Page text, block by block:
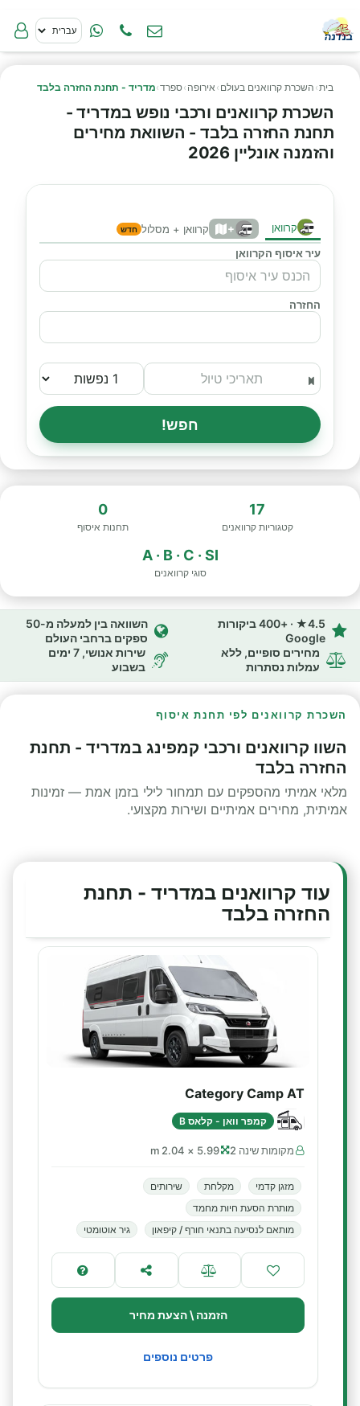
בית› השכרת קרוואנים בעולם › אירופה ›ספרד›מדריד - תחנת החזרה בלבד
השכרת קרוואנים ורכבי נופש במדריד -
תחנת החזרה בלבד - השוואת מחירים
והזמנה אונליין 2026
קרוואן + קרוואן + מסלול חדש
עיר איסוף הקרוואן
החזרה
חפש!
17
קטגוריות קרוואנים
0
תחנות איסוף
A · B · C · SI
סוגי קרוואנים
4.5★ · +400 ביקורות
Google
השוואה בין למעלה מ-50
ספקים ברחבי העולם
מחירים סופיים, ללא
עמלות נסתרות
שירות אנושי, 7 ימים
בשבוע
השכרת קרוואנים לפי תחנת איסוף
השוו קרוואנים ורכבי קמפינג במדריד - תחנת
החזרה בלבד
מלאי אמיתי מהספקים עם תמחור לילי בזמן אמת — זמינות
אמיתית, מחירים אמיתיים ושירות מקצועי.
עוד קרוואנים במדריד - תחנת
החזרה בלבד
Category Camp AT
קמפר וואן - קלאס B
מקומות שינה 2 5.99 × 2.04 m
מזגן קדמי מקלחת
שירותים
מותרת הסעת חיות מחמד
מותאם לנסיעה בתנאי חורף / קיפאון
גיר אוטומטי
הזמנה \ הצעת מחיר
פרטים נוספים